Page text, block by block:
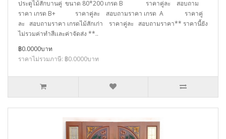
ประตูไม้สักบานคู่ ขนาด 80*200 เกรด B ราคาคู่ละ สอบถาม
ราคา เกรด B+ ราคาคู่ละ สอบถามราคา เกรด A ราคาคู่
ละ สอบถามราคา เกรดไม้สักเก่า ราคาคู่ละ สอบถามราคา** ราคานี้ยัง
ไม่รวมค่าทำสีเเละค่าจัดส่ง **..
฿0.0000บาท
ราคาไม่รวมภาษี: ฿0.0000บาท